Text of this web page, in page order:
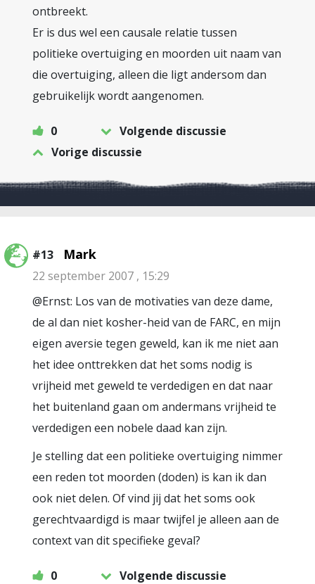
ontbreekt.
Er is dus wel een causale relatie tussen
politieke overtuiging en moorden uit naam van
die overtuiging, alleen die ligt andersom dan
gebruikelijk wordt aangenomen.
0
Volgende discussie
Vorige discussie
#13 Mark
22 september 2007 , 15:29
@Ernst: Los van de motivaties van deze dame,
de al dan niet kosher-heid van de FARC, en mijn
eigen aversie tegen geweld, kan ik me niet aan
het idee onttrekken dat het soms nodig is
vrijheid met geweld te verdedigen en dat naar
het buitenland gaan om andermans vrijheid te
verdedigen een nobele daad kan zijn.
Je stelling dat een politieke overtuiging nimmer
een reden tot moorden (doden) is kan ik dan
ook niet delen. Of vind jij dat het soms ook
gerechtvaardigd is maar twijfel je alleen aan de
context van dit specifieke geval?
0
Volgende discussie